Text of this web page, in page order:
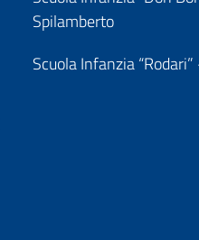
Spilamberto
Scuola Infanzia